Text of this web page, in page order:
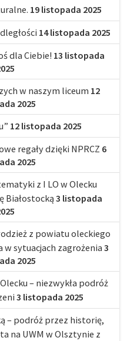
19 listopada 2025
14 listopada 2025
dla Ciebie! 13 listopada
w naszym liceum 12
2025
12 listopada 2025
regały dzięki NPRCZ 6
2025
z I LO w Olecku
Białostocką 3 listopada
z powiatu oleckiego
w sytuacjach zagrożenia 3
2025
– niezwykła podróż
3 listopada 2025
– podróż przez historię,
na UWM w Olsztynie z